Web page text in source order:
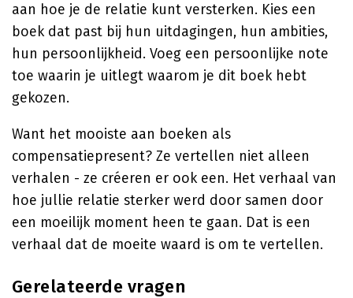
aan hoe je de relatie kunt versterken. Kies een
boek dat past bij hun uitdagingen, hun ambities,
hun persoonlijkheid. Voeg een persoonlijke note
toe waarin je uitlegt waarom je dit boek hebt
gekozen.
Want het mooiste aan boeken als
compensatiepresent? Ze vertellen niet alleen
verhalen - ze créeren er ook een. Het verhaal van
hoe jullie relatie sterker werd door samen door
een moeilijk moment heen te gaan. Dat is een
verhaal dat de moeite waard is om te vertellen.
Gerelateerde vragen